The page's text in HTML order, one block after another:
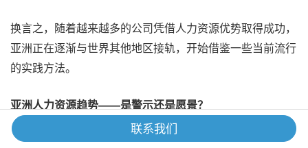
换言之，随着越来越多的公司凭借人力资源优势取得成功，
亚洲正在逐渐与世界其他地区接轨，开始借鉴一些当前流行
的实践方法。
亚洲人力资源趋势——是警示还是愿景？
2018年是一个转折点，随着人力资源领域人工智能技术和
联系我们